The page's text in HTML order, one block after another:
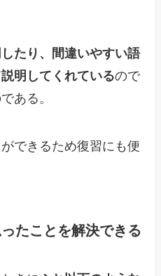
たり、間違いやすい語
明してくれているので
ある。
できるため復習にも便
たことを解決できる